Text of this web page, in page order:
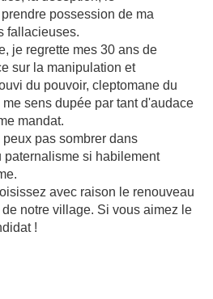
possession de ma
fallacieuses.
je regrette mes 30 ans de
sur la manipulation et
du pouvoir, cleptomane du
sens dupée par tant d'audace
mandat.
pas sombrer dans
si habilement
avec raison le renouveau
notre village. Si vous aimez le
!